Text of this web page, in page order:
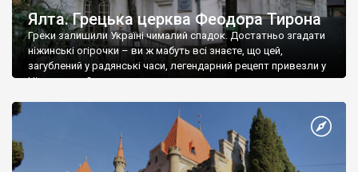
Ялта. Грецька церква Феодора Тирона
Греки залишили Україні чималий спадок. Достатньо згадати
ніжинські огірочки – ви ж мабуть всі знаєте, що цей,
загублений у радянські часи, легендарний рецепт привезли у
Ніжин греки?